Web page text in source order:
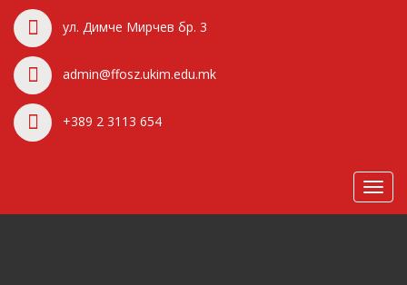
ул. Димче Мирчев бр. 3
admin@ffosz.ukim.edu.mk
+389 2 3113 654